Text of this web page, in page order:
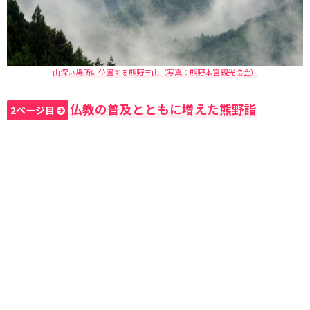
山深い場所に位置する熊野三山（写真：熊野本宮観光協会）
2ページ目 仏教の普及とともに増えた熊野詣